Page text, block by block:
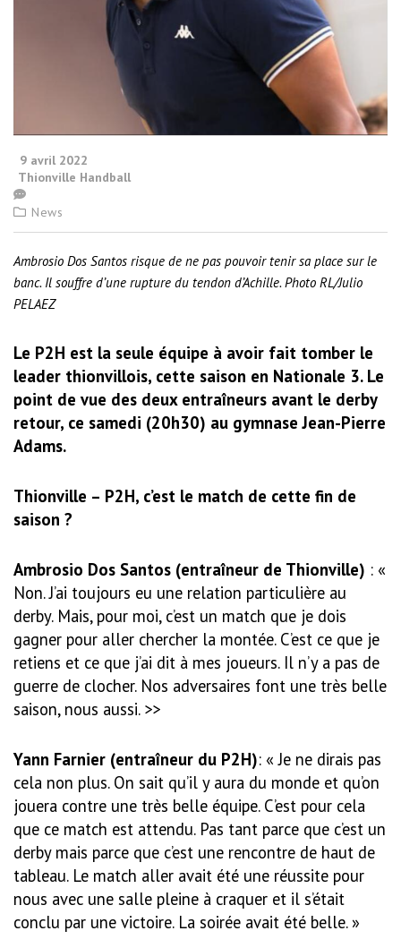
9 avril 2022
Thionville Handball
News
Ambrosio Dos Santos risque de ne pas pouvoir tenir sa place sur le
banc. Il souffre d’une rupture du tendon d’Achille. Photo RL/Julio
PELAEZ
Le P2H est la seule équipe à avoir fait tomber le
leader thionvillois, cette saison en Nationale 3. Le
point de vue des deux entraîneurs avant le derby
retour, ce samedi (20h30) au gymnase Jean-Pierre
Adams.
Thionville – P2H, c’est le match de cette fin de
saison ?
Ambrosio Dos Santos (entraî­neur de Thionville) : «
Non. J’ai toujours eu une relation particuliè­re au
derby. Mais, pour moi, c’est un match que je dois
gagner pour aller chercher la montée. C’est ce que je
retiens et ce que j’ai dit à mes joueurs. Il n’y a pas de
guerre de clo­cher. Nos adversaires font une très belle
saison, nous aussi. >>
Yann Farnier (entraîneur du P2H): « Je ne dirais pas
cela non plus. On sait qu’il y aura du monde et qu’on
jouera contre une très belle équipe. C’est pour cela
que ce match est attendu. Pas tant parce que c’est un
derby mais parce que c’est une rencontre de haut de
ta­bleau. Le match aller avait été une réussite pour
nous avec une salle pleine à craquer et il s’était
conclu par une victoire. La soirée avait été belle. »